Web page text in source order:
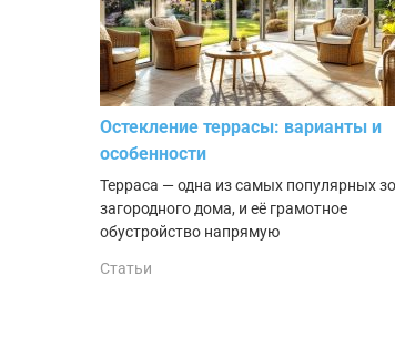
-20°C до +150°C
МикроболометрОстекление террасы: варианты и
особенности
Терраса — одна из самых популярных
загородного дома, и её грамотное
обустройство напрямую
Статьи